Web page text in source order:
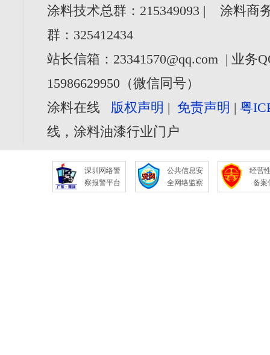
涂料技术总群：215349093 | 涂料商
群：325412434
站长信箱：23341570@qq.com | 业务
15986629950（微信同号）
涂料在线 版权声明 | 免责声明 |粤
线，涂料油漆行业门户
深圳网络警
察报警平台
公共信息安
全网络监察
经营
备案